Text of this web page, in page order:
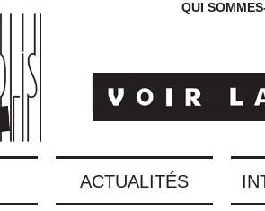
QUI
ACTUALITÉS